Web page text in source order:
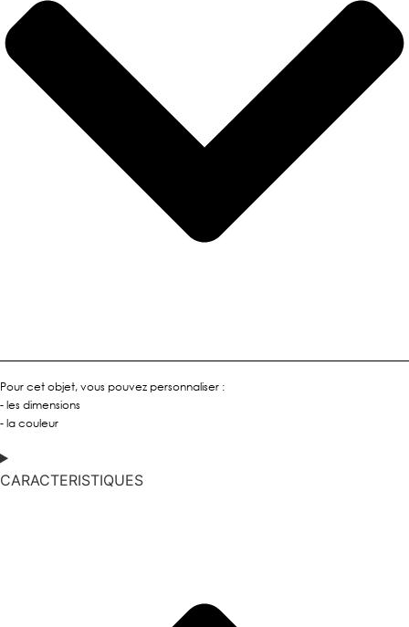
Pour cet objet, vous pouvez personnaliser :
- les dimensions
- la couleur
CARACTERISTIQUES